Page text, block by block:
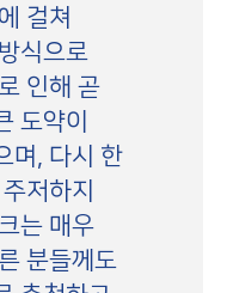
걸쳐
식으로
인해 곧
도약이
며, 다시 한
저하지
는 매우
분들께도